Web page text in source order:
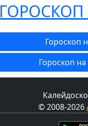
ГОРОСКОП
Гороскоп
Гороскоп
© 2008-2026